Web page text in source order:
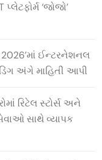
‘જોજો’
ઈન્ટરનેશનલ
અંગે માહિતી આપી
રિટેલ સ્ટોર્સ અને
સાથે વ્યાપક